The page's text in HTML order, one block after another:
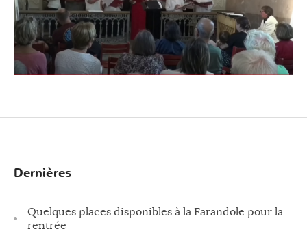
Dernières
Quelques places disponibles à la Farandole pour la
rentrée